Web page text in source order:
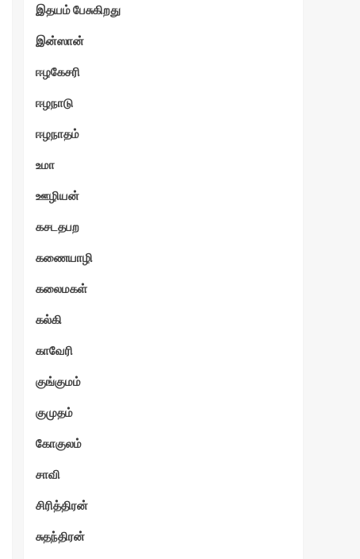
இதயம் பேசுகிறது
இன்ஸான்
ஈழகேசரி
ஈழநாடு
ஈழநாதம்
உமா
ஊழியன்
கசடதபற
கணையாழி
கலைமகள்
கல்கி
காவேரி
குங்குமம்
குமுதம்
கோகுலம்
சாவி
சிரித்திரன்
சுதந்திரன்